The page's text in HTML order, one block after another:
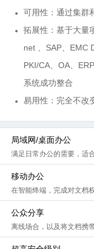
可用性：通过集群
拓展性：基于大量
net 、SAP、EMC
PKI/CA、OA、
系统成功整合
易用性：完全不改
局域网/桌面办公
满足日常办公的需要，适
移动办公
在智能终端，完成对文档
公众分享
离线场合，以及将文档携